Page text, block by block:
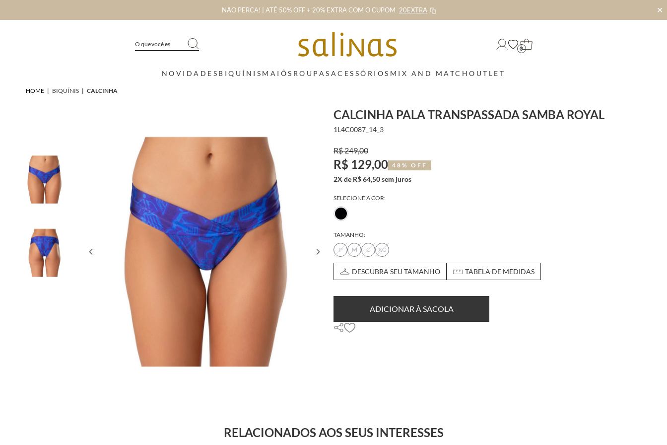
NÃO PERCA! | ATÉ 50% OFF + 20% EXTRA COM O CUPOM 20EXTRA ✕
0
NOVIDADES BIQUÍNIS MAIÔS ROUPAS ACESSÓRIOS MIX AND MATCHOUTLET
HOME | BIQUÍNIS | CALCINHA
CALCINHA PALA TRANSPASSADA SAMBA ROYAL
1L4C0087_14_3
R$ 249,00
R$ 129,00 48% OFF
2X de R$ 64,50 sem juros
SELECIONE A COR:
TAMANHO:
P
M G XG
DESCUBRA SEU TAMANHO TABELA DE MEDIDAS
ADICIONAR À SACOLA
RELACIONADOS AOS SEUS INTERESSES